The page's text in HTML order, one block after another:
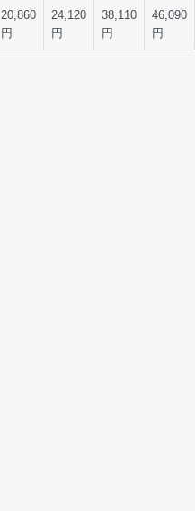
20,860
円
24,120
円
38,110
円
46,090
円